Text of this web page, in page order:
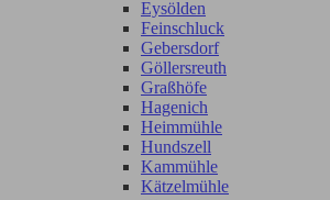
Eysölden
Feinschluck
Gebersdorf
Göllersreuth
Graßhöfe
Hagenich
Heimmühle
Hundszell
Kammühle
Kätzelmühle